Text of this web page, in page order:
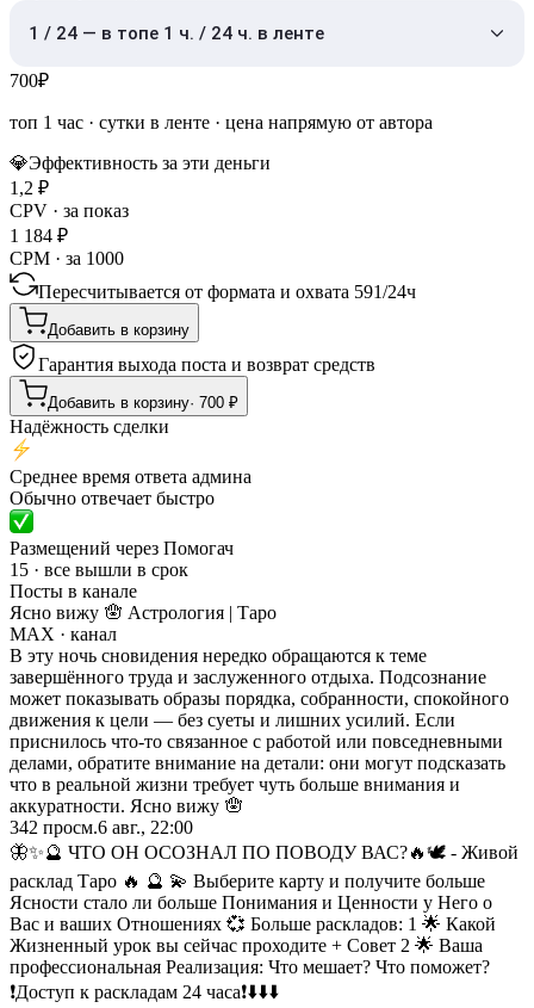
1 / 24 — в топе 1 ч. / 24 ч. в ленте
700₽
топ 1 час · сутки в ленте · цена напрямую от автора
💎Эффективность за эти деньги
1,2 ₽
CPV · за показ
1 184 ₽
CPM · за 1000
Пересчитывается от формата и охвата 591/24ч
Добавить в корзину
Гарантия выхода поста и возврат средств
Добавить в корзину· 700 ₽
Надёжность сделки
Среднее время ответа админа
Обычно отвечает быстро
Размещений через Помогач
15 · все вышли в срок
Посты в канале
Ясно вижу 🪬 Астрология | Таро
MAX · канал
В эту ночь сновидения нередко обращаются к теме
завершённого труда и заслуженного отдыха. Подсознание
может показывать образы порядка, собранности, спокойного
движения к цели — без суеты и лишних усилий. Если
приснилось что-то связанное с работой или повседневными
делами, обратите внимание на детали: они могут подсказать
что в реальной жизни требует чуть больше внимания и
аккуратности. Ясно вижу 🪬
342 просм.6 авг., 22:00
🦋✨🔮 ЧТО ОН ОСОЗНАЛ ПО ПОВОДУ ВАС?🔥🕊️ - Живой
расклад Таро 🔥 🔮 💫 Выберите карту и получите больше
Ясности стало ли больше Понимания и Ценности у Него о
Вас и ваших Отношениях 💞 Больше раскладов: 1 🌟 Какой
Жизненный урок вы сейчас проходите + Совет 2 🌟 Ваша
профессиональная Реализация: Что мешает? Что поможет?
❗️Доступ к раскладам 24 часа❗️⬇️⬇️⬇️